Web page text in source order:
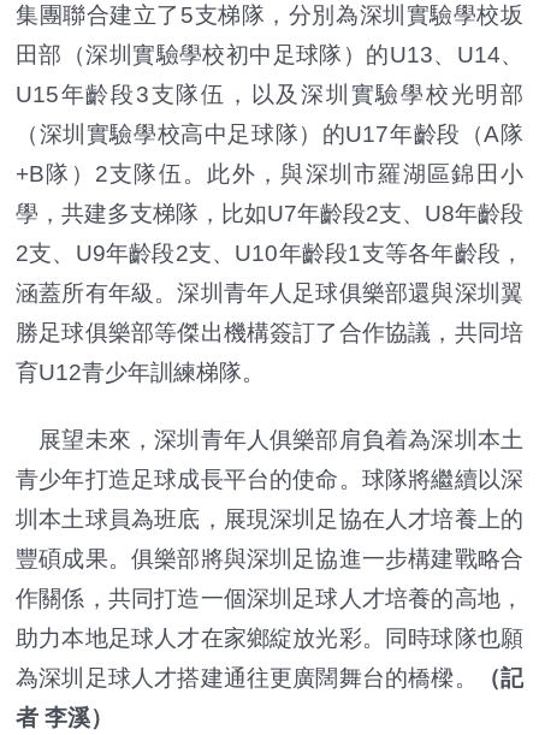
集團聯合建立了5支梯隊，分別為深圳實驗學校坂
田部（深圳實驗學校初中足球隊）的U13、U14、
U15年齡段3支隊伍，以及深圳實驗學校光明部
（深圳實驗學校高中足球隊）的U17年齡段（A隊
+B隊）2支隊伍。此外，與深圳市羅湖區錦田小
學，共建多支梯隊，比如U7年齡段2支、U8年齡段
2支、U9年齡段2支、U10年齡段1支等各年齡段，
涵蓋所有年級。深圳青年人足球俱樂部還與深圳翼
勝足球俱樂部等傑出機構簽訂了合作協議，共同培
育U12青少年訓練梯隊。
展望未來，深圳青年人俱樂部肩負着為深圳本土
青少年打造足球成長平台的使命。球隊將繼續以深
圳本土球員為班底，展現深圳足協在人才培養上的
豐碩成果。俱樂部將與深圳足協進一步構建戰略合
作關係，共同打造一個深圳足球人才培養的高地，
助力本地足球人才在家鄉綻放光彩。同時球隊也願
為深圳足球人才搭建通往更廣闊舞台的橋樑。
（記
者 李溪）